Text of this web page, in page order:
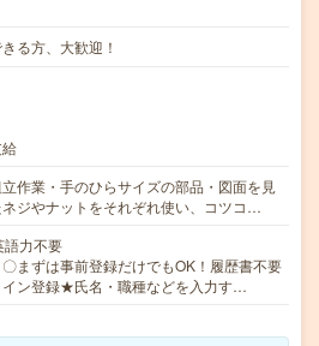
る方、大歓迎！
作業・手のひらサイズの部品・図面を見
ジやナットをそれぞれ使い、コツコ…
語力不要
まずは事前登録だけでもOK！履歴書不要
イン登録★氏名・職種などを入力す…